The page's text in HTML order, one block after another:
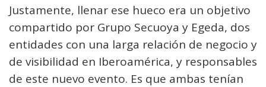
Justamente, llenar ese hueco era un objetivo
compartido por Grupo Secuoya y Egeda, dos
entidades con una larga relación de negocio y
de visibilidad en Iberoamérica, y responsables
de este nuevo evento. Es que ambas tenían